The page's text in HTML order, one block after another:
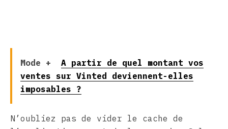
Mode +
A partir de quel montant vos
ventes sur Vinted deviennent-elles
imposables ?
N’oubliez pas de vider le cache de